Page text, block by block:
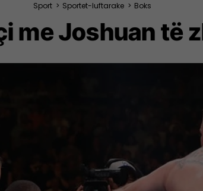
Sport > Sportet-luftarake > Boks
me Joshuan të